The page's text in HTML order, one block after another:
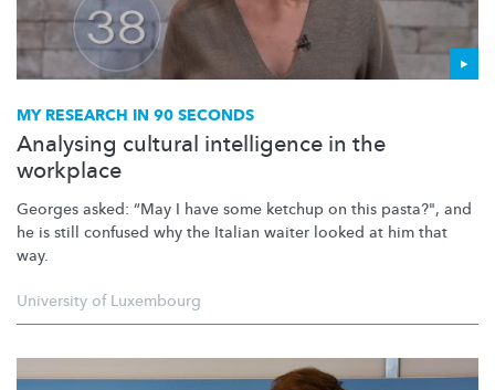
MY RESEARCH IN 90 SECONDS
Analysing cultural intelligence in the
workplace
Georges asked: “May I have some ketchup on this pasta?", and
he is still confused why the Italian waiter looked at him that
way.
University of Luxembourg